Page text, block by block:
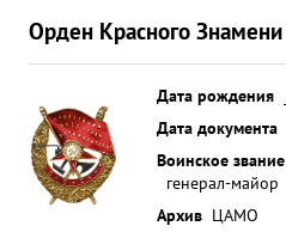
Орден Красного Знамени
Дата рождения
Дата документа
Воинское звание
генерал-майор
Архив ЦАМО